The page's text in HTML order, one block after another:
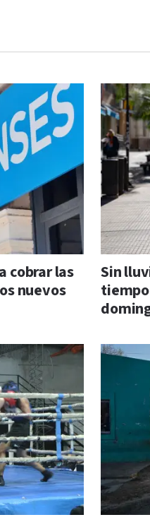
cobrar las
nuevos
Sin
tiempo